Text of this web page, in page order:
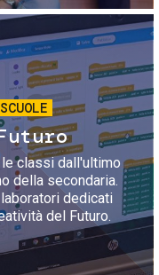
classi dall'ultimo
della secondaria.
dedicati
del Futuro.